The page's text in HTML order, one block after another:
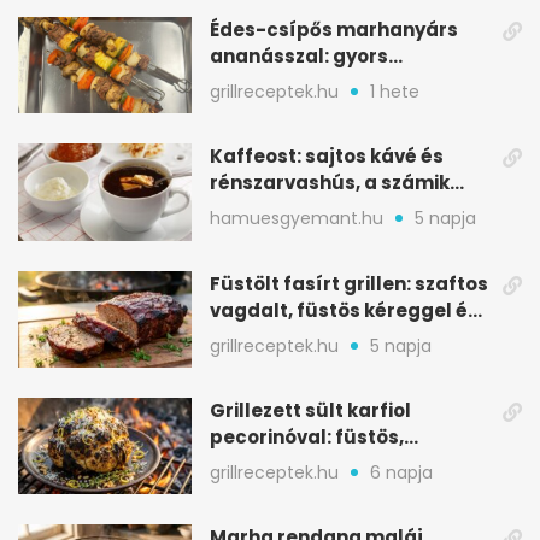
Édes-csípős marhanyárs
ananásszal: gyors
grillrecept jalapeñóval
grillreceptek.hu 1 hete
Kaffeost: sajtos kávé és
rénszarvashús, a számik
melegítő itala
hamuesgyemant.hu 5 napja
Füstölt fasírt grillen: szaftos
vagdalt, füstös kéreggel és
BBQ mázzal
grillreceptek.hu 5 napja
Grillezett sült karfiol
pecorinóval: füstös,
karamellizált nyári kedvenc
grillreceptek.hu 6 napja